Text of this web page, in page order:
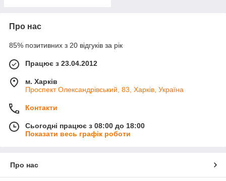
Про нас
85% позитивних з 20 відгуків за рік
Працює з 23.04.2012
м. Харків
Проспект Олександрівський, 83, Харків, Україна
Контакти
Сьогодні працює з 08:00 до 18:00
Показати весь графік роботи
Про нас